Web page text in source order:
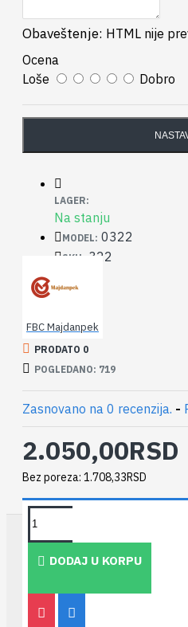
Obaveštenje: HTML nije
Ocena
Loše
Dobro
LAGER:
Na stanju
MODEL: 0322
SKU: 322
FBC Majdanpek
PRODATO 0
POGLEDANO: 719
Zasnovano na 0 recenzija. -
2.050,00RSD
Bez poreza: 1.708,33RSD
DODAJ U KORPU
TAKOĐE PREPORUČUJEMO